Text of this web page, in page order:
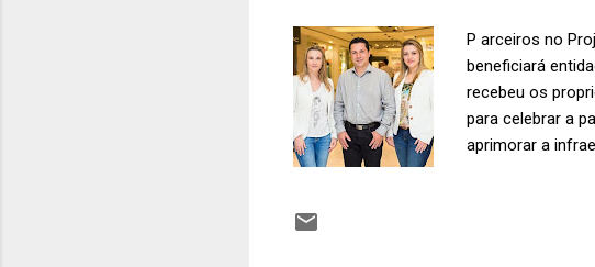
P arceiros no
beneficiará
recebeu os
para celebrar a
aprimorar a